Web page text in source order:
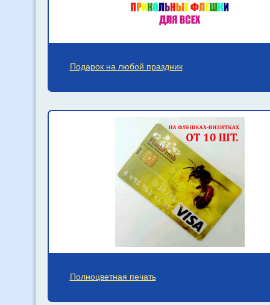
Подарок на любой праздник
Полноцветная печать